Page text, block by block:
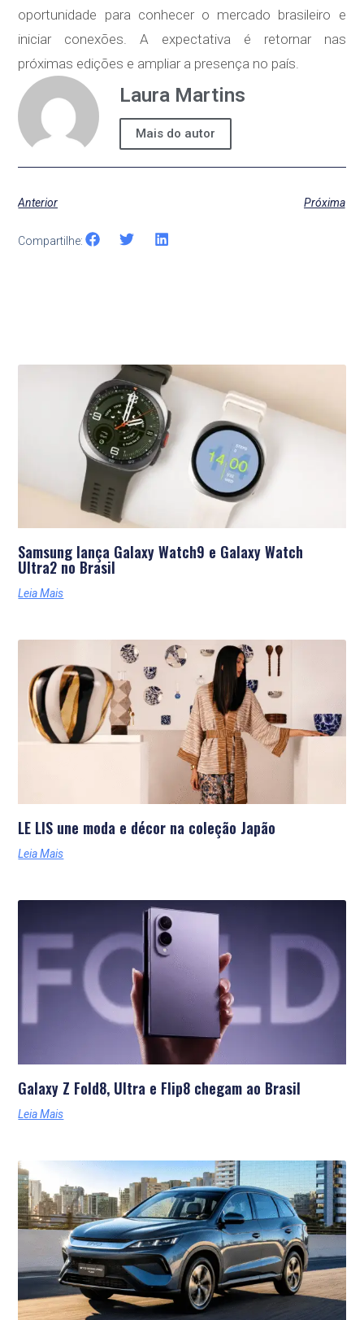
oportunidade para conhecer o mercado brasileiro e
iniciar conexões. A expectativa é retornar nas
próximas edições e ampliar a presença no país.
Laura Martins
Mais do autor
Anterior Próxima
Compartilhe:
Últimas Notícias
Samsung lança Galaxy Watch9 e Galaxy Watch
Ultra2 no Brasil
Leia Mais
LE LIS une moda e décor na coleção Japão
Leia Mais
Galaxy Z Fold8, Ultra e Flip8 chegam ao Brasil
Leia Mais